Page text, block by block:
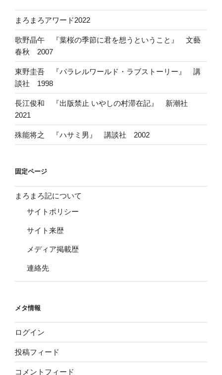
まろまろアワード2022
歌野晶午 『葉桜の季節に君を想うということ』 文藝
春秋 2007
東野圭吾 『パラレルワールド・ラブストーリー』 講
談社 1998
長江俊和 『出版禁止 いやしの村滞在記』 新潮社
2021
殊能将之 『ハサミ男』 講談社 2002
固定ページ
まろまろ記について
サイトポリシー
サイト来歴
メディア掲載歴
連絡先
メタ情報
ログイン
投稿フィード
コメントフィード